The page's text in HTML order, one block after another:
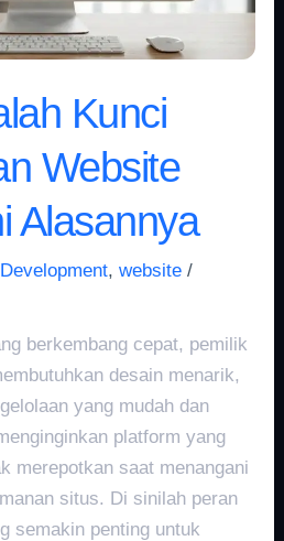
Kunci
Website
Alasannya
,website /
berkembang cepat, pemilik
desain menarik,
yang mudah dan
platform yang
merepotkan saat menangani
situs. Di sinilah peran
semakin penting untuk